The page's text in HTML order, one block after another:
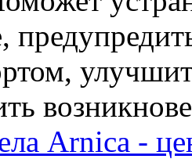
Arnica -